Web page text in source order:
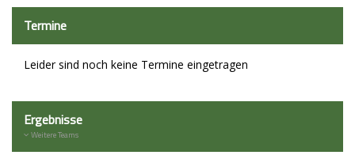
Termine
Leider sind noch keine Termine eingetragen
Ergebnisse
Weitere Teams